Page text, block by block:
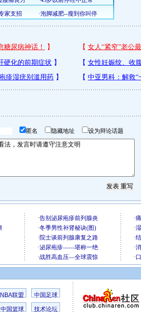
匿名 隐藏地址 设为辩论话题
NBA联盟 中国足球
中国篮球 技术论坛